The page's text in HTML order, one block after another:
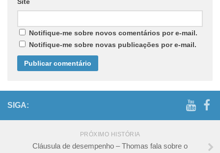
Notifique-me sobre novos comentários por e-mail.
Notifique-me sobre novas publicações por e-mail.
SIGA:
PRÓXIMO HISTÓRIA
Cláusula de desempenho – Thomas fala sobre o